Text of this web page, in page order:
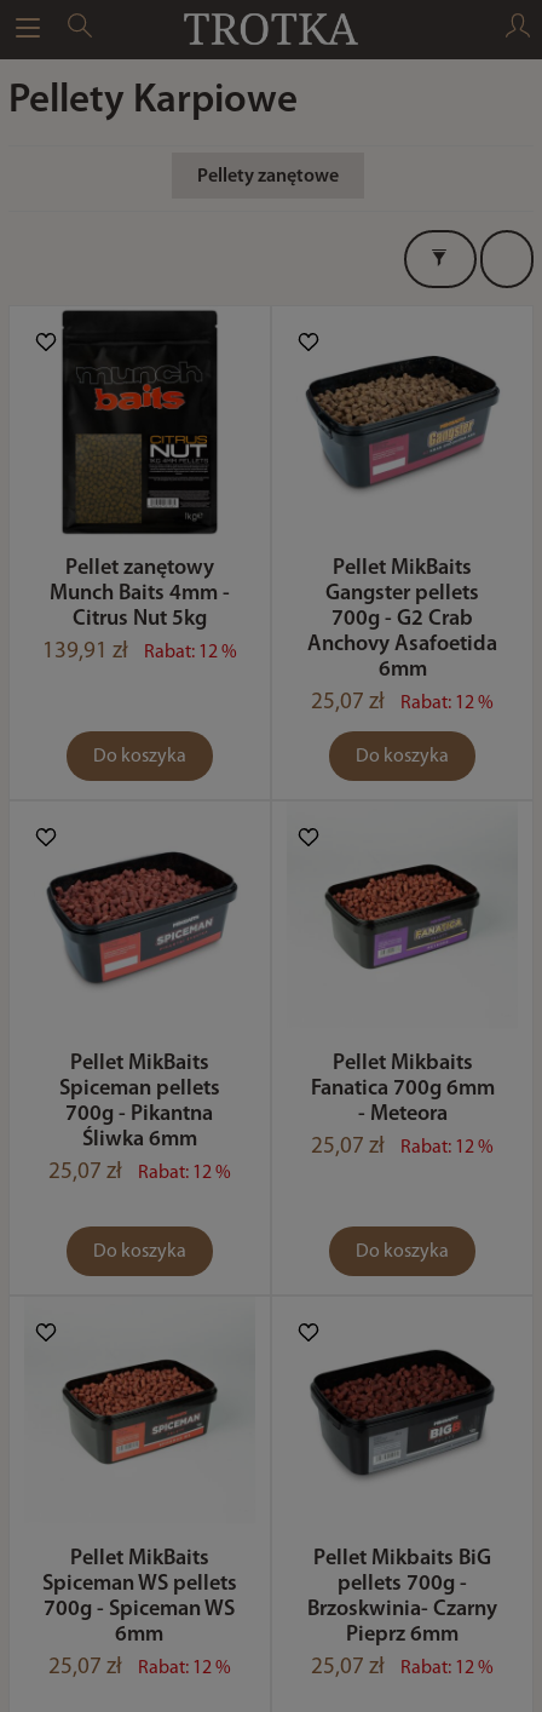
Pellety Karpiowe
Pellety zanętowe
Pellet zanętowy
Munch Baits 4mm -
Citrus Nut 5kg
139,91 zł
Rabat: 12 %
Do koszyka
Pellet MikBaits
Gangster pellets
700g - G2 Crab
Anchovy Asafoetida
6mm
25,07 zł
Rabat: 12 %
Do koszyka
Pellet MikBaits
Spiceman pellets
700g - Pikantna
Śliwka 6mm
25,07 zł
Rabat: 12 %
Do koszyka
Pellet Mikbaits
Fanatica 700g 6mm
- Meteora
25,07 zł
Rabat: 12 %
Do koszyka
Pellet MikBaits
Spiceman WS pellets
700g - Spiceman WS
6mm
25,07 zł
Rabat: 12 %
Pellet Mikbaits BiG
pellets 700g -
Brzoskwinia- Czarny
Pieprz 6mm
25,07 zł
Rabat: 12 %